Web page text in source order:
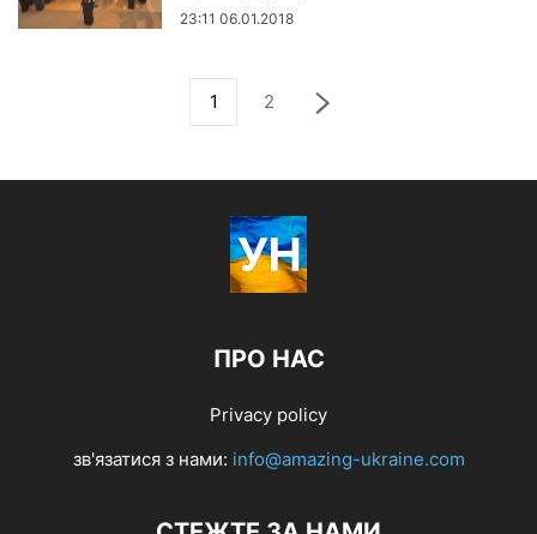
23:11 06.01.2018
1 2
ПРО НАС
Privacy policy
зв'язатися з нами: info@amazing-ukraine.com